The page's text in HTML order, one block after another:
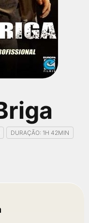
DURAÇÃO: 1H 42MIN
de filmes e
pode
a você ou a
pode também
assistir aos